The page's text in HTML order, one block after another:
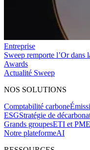
Entreprise
Sweep remporte l’Or
Awards
Actualité Sweep
NOS SOLUTIONS
Comptabilité carbone
ESGStratégie de
Grands groupesETI et PME
Notre plateformeAI